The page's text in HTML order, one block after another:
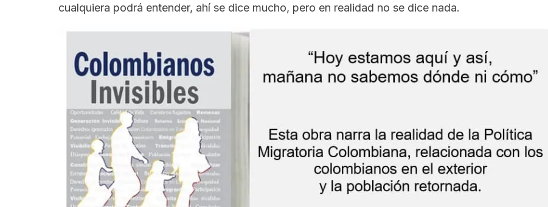
cualquiera podrá entender, ahí se dice mucho, pero en realidad no se dice nada.